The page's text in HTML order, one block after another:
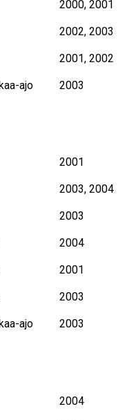
2000, 2001
2002, 2003
2001, 2002
ajo 2003
2001
2003, 2004
2003
2004
2001
2003
ajo 2003
2004